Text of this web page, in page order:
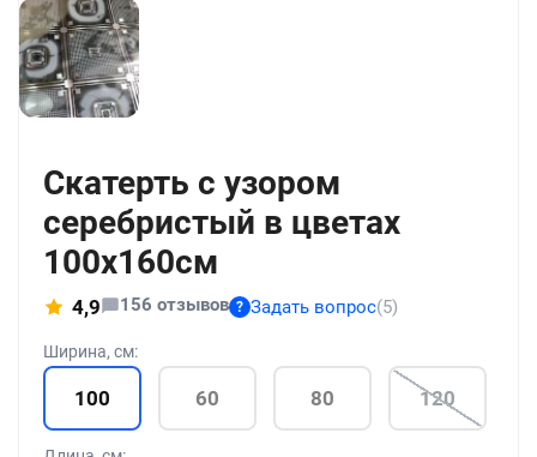
Скатерть с узором
серебристый в цветах
100x160см
4,9 156 отзывов ? Задать вопрос(5)
Ширина, см:
100 60 80 120